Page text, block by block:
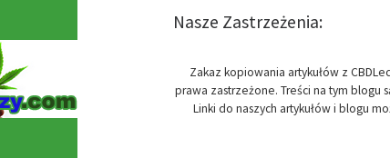
Nasze Zastrzeżenia:
Zakaz kopiowania artykułów z
prawa zastrzeżone. Treści na tym blogu
Linki do naszych artykułów i blogu